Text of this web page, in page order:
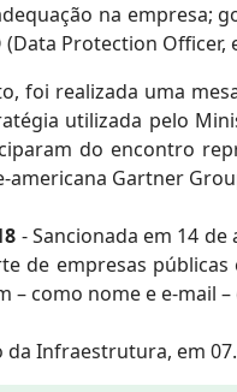
na empresa;
(Data Protection
foi realizada uma
utilizada pelo
do encontro
americana Gartner
- Sancionada em 14
de empresas
– como nome e e-mail
da Infraestrutura, em